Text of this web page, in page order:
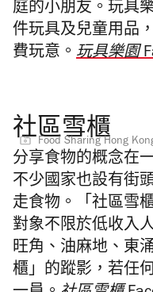
庭的小朋友。玩具
件玩具及兒童用品
費玩意。 玩具樂園
社區雪櫃
Food Sharing Hong
分享食物的概念在
不少國家也設有街
走食物。「社區雪
對象不限於低收入
旺角、油麻地、東
櫃」的蹤影，若任